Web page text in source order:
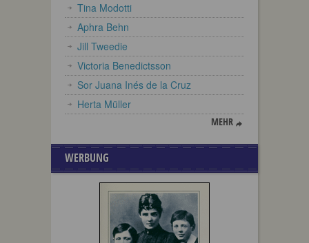
Tina Modotti
Aphra Behn
Jill Tweedie
Victoria Benedictsson
Sor Juana Inés de la Cruz
Herta Müller
MEHR
WERBUNG